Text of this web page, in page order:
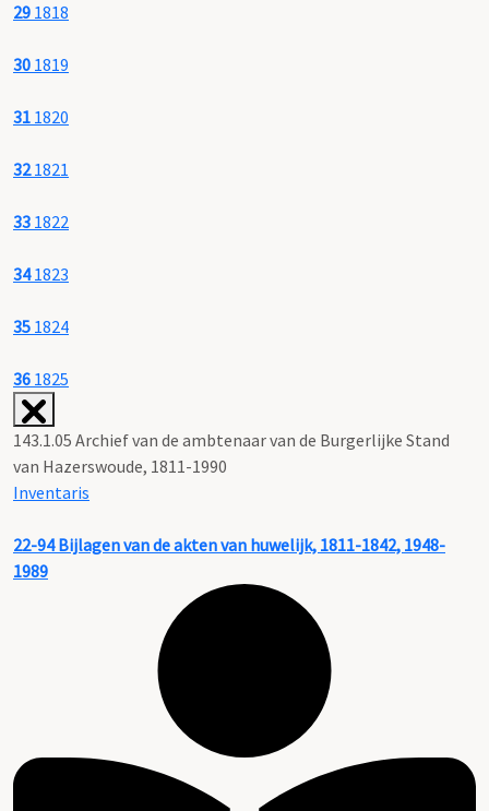
29 1818
30 1819
31 1820
321821
33 1822
341823
35 1824
36 1825
143.1.05 Archief van de ambtenaar van de Burgerlijke Stand
van Hazerswoude, 1811-1990
Inventaris
22-94 Bijlagen van de akten van huwelijk, 1811-1842, 1948-
1989